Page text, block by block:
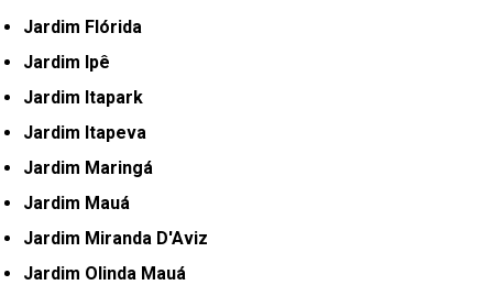
Jardim Flórida
Jardim Ipê
Jardim Itapark
Jardim Itapeva
Jardim Maringá
Jardim Mauá
Jardim Miranda D'Aviz
Jardim Olinda Mauá